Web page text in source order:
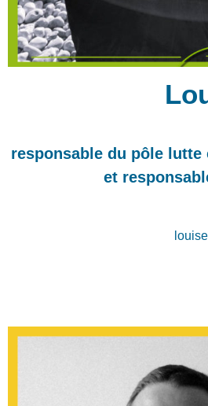
responsable du pôle
et